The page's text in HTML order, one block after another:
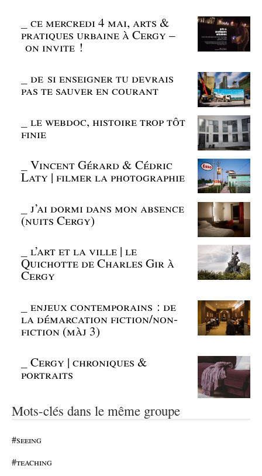
_ce mercredi 4 mai, arts &
pratiques urbaine à Cergy –
on invite !
_de si enseigner tu devrais
pas te sauver en courant
_le webdoc, histoire trop tôt
finie
_Vincent Gérard & Cédric
Laty | filmer la photographie
_j’ai dormi dans mon absence
(nuits Cergy)
_l’art et la ville | le
Quichotte de Charles Gir à
Cergy
_enjeux contemporains : de
la démarcation fiction/non-
fiction (màj 3)
_Cergy | chroniques &
portraits
Mots-clés dans le même groupe
#seeing
#teaching